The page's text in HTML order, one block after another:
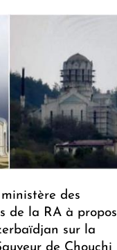
des
de la RA à propos
sur la